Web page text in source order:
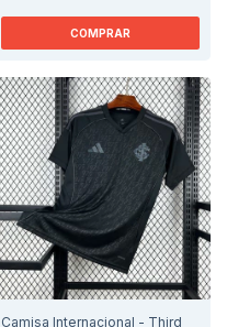
COMPRAR
Camisa Internacional - Third